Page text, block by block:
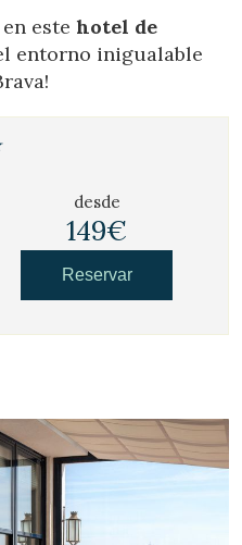
este hotel de
entorno inigualable
desde
149€
Reservar
conocer los hábitos
del usuario.